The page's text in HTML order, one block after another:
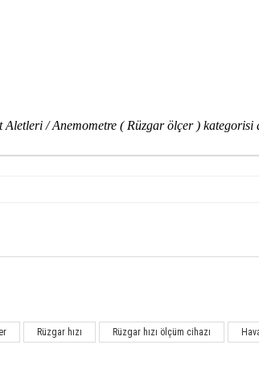
/ Anemometre ( Rüzgar ölçer ) kategorisi
Rüzgar hızı Rüzgar hızı ölçüm cihazı